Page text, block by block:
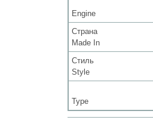
Engine
Страна
Made In
Стиль
Style
Type